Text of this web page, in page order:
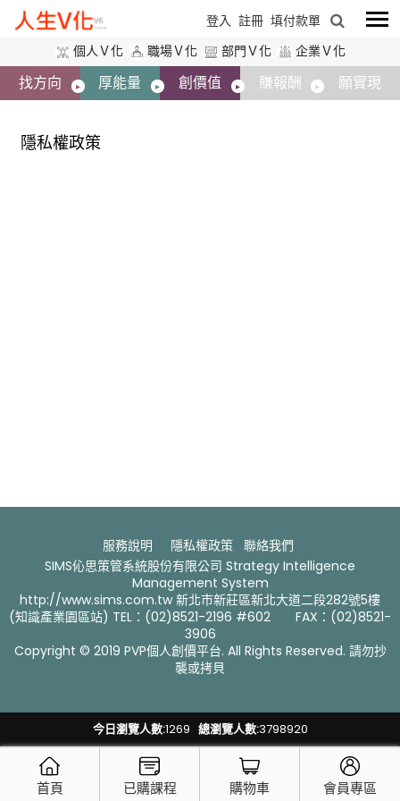
登入 註冊 填付款單
個人Ｖ化
職場Ｖ化 部門Ｖ化 企業Ｖ化
找方向 厚能量 創價值 賺報酬 願實現
隱私權政策
服務說明 隱私權政策 聯絡我們 ​
SIMS伈思策管系統股份有限公司 Strategy Intelligence
Management System
http://www.sims.com.tw 新北市新莊區新北大道二段282號5樓
(知識產業園區站) TEL：(02)8521-2196 #602 FAX：(02)8521-
3906
Copyright © 2019 PVP個人創價平台. All Rights Reserved. 請勿抄
襲或拷貝
今日瀏覽人數:1269 總瀏覽人數:3798920
首頁 已購課程 購物車 會員專區